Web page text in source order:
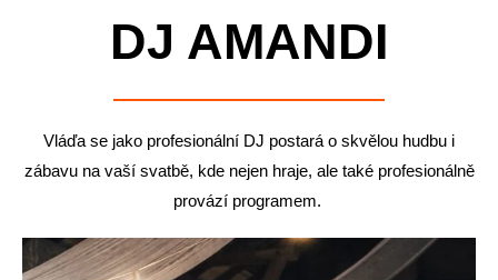
DJ AMANDI
Vláďa se jako profesionální DJ postará o skvělou hudbu i
zábavu na vaší svatbě, kde nejen hraje, ale také profesionálně
provází programem.